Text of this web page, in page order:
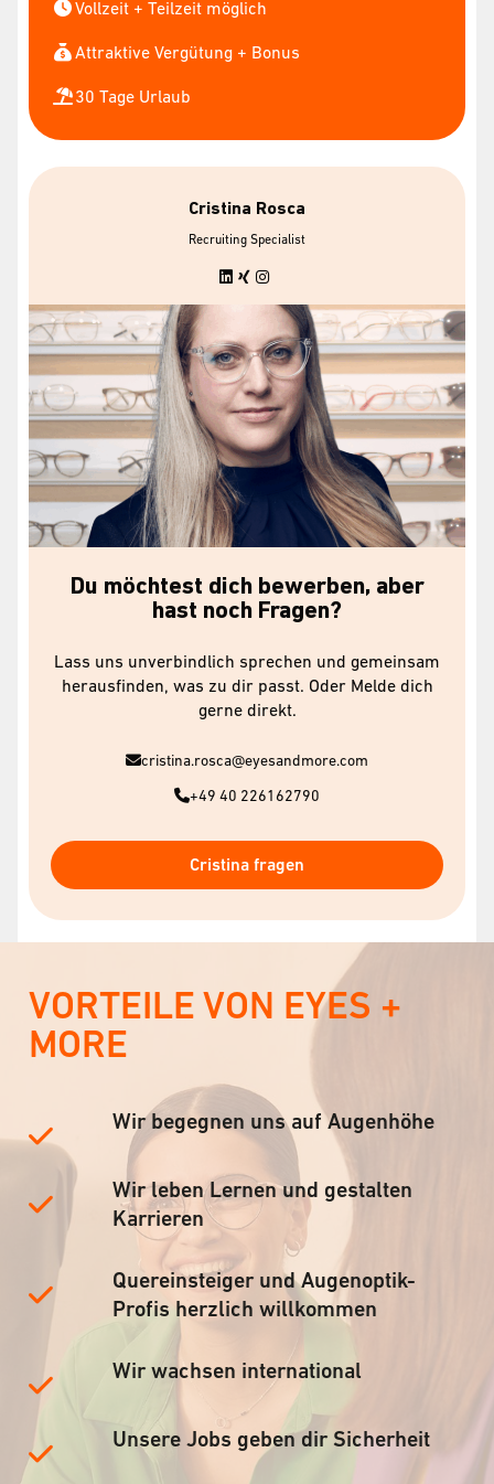
Vollzeit + Teilzeit möglich
Attraktive Vergütung + Bonus
30 Tage Urlaub
Cristina Rosca
Recruiting Specialist
Du möchtest dich bewerben, aber
hast noch Fragen?
Lass uns unverbindlich sprechen und gemeinsam
herausfinden, was zu dir passt. Oder Melde dich
gerne direkt.
cristina.rosca@eyesandmore.com
+49 40 226162790
Cristina fragen
VORTEILE VON EYES +
MORE
Wir begegnen uns auf Augenhöhe
Wir leben Lernen und gestalten
Karrieren
Quereinsteiger und Augenoptik-
Profis herzlich willkommen
Wir wachsen international
Unsere Jobs geben dir Sicherheit